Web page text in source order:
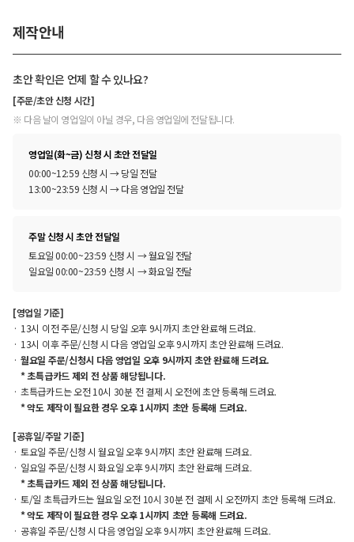
제작안내
초안 확인은 언제 할 수 있나요?
[주문/초안 신청 시간]
※ 다음 날이 영업일이 아닐 경우, 다음 영업일에 전달됩니다.
영업일(화~금) 신청 시 초안 전달일
00:00~12:59 신청 시 → 당일 전달
13:00~23:59 신청 시 → 다음 영업일 전달
주말 신청 시 초안 전달일
토요일 00:00~23:59 신청 시 → 월요일 전달
일요일 00:00~23:59 신청 시 → 화요일 전달
[영업일 기준]
13시 이전 주문/신청 시 당일 오후 9시까지 초안 완료해 드려요.
13시 이후 주문/신청 시 다음 영업일 오후 9시까지 초안 완료해 드려요.
월요일 주문/신청시 다음 영업일 오후 9시까지 초안 완료해 드려요.
* 초특급카드 제외 전 상품 해당됩니다.
초특급카드는 오전 10시 30분 전 결제 시 오전에 초안 등록해 드려요.
* 약도 제작이 필요한 경우 오후 1시까지 초안 등록해 드려요.
[공휴일/주말 기준]
토요일 주문/신청 시 월요일 오후 9시까지 초안 완료해 드려요.
일요일 주문/신청 시 화요일 오후 9시까지 초안 완료해 드려요.
* 초특급카드 제외 전 상품 해당됩니다.
토/일 초특급카드는 월요일 오전 10시 30분 전 결제 시 오전까지 초안 등록해 드려요.
* 약도 제작이 필요한 경우 오후 1시까지 초안 등록해 드려요.
공휴일 주문/신청 시 다음 영업일 오후 9시까지 초안 완료해 드려요.